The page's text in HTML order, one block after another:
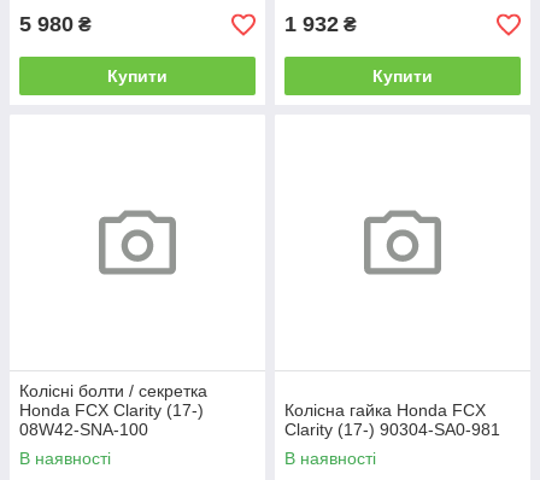
5 980 ₴
Купити
1 932 ₴
Купити
Колісні болти / секретка
Honda FCX Clarity (17-)
08W42-SNA-100
В наявності
Колісна гайка Honda FCX
Clarity (17-) 90304-SA0-981
В наявності